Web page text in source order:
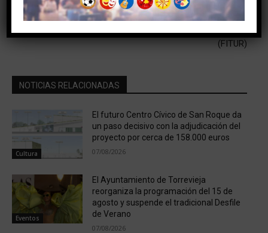
cocina en Fitur Arroz al
Senyoret con aroma a
habanera.
TORREVIEJA, PRESENTE EN
LA FERIA INTERNACIONAL
DE TURISMO DE MADRID
(FITUR)
NOTICIAS RELACIONADAS
Cultura
El futuro Centro Cívico de San Roque da
un paso decisivo con la adjudicación del
proyecto por cerca de 158.000 euros
07/08/2026
Eventos
El Ayuntamiento de Torrevieja
reorganiza la programación del 15 de
agosto y suspende el tradicional Desfile
de Verano
07/08/2026